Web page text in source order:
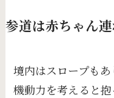
参道は赤ちゃん
境内はスロープも
機動力を考えると